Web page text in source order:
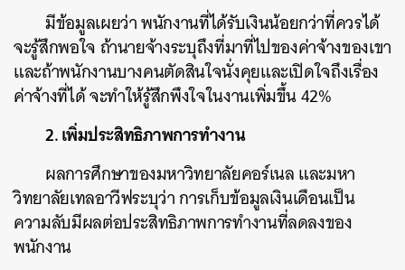
มีข้อมูลเผยว่า พนักงานที่ได้รับเงินน้อยกว่าที่ควรได้
จะรู้สึกพอใจ ถ้านายจ้างระบุถึงที่มาที่ไปของค่าจ้างของเขา
และถ้าพนักงานบางคนตัดสินใจนั่งคุยและเปิดใจถึงเรื่อง
ค่าจ้างที่ได้ จะทำให้รู้สึกพึงใจในงานเพิ่มขึ้น 42%
2. เพิ่มประสิทธิภาพการทำงาน
ผลการศึกษาของมหาวิทยาลัยคอร์เนล และมหา
วิทยาลัยเทลอาวีฟระบุว่า การเก็บข้อมูลเงินเดือนเป็น
ความลับมีผลต่อประสิทธิภาพการทำงานที่ลดลงของ
พนักงาน